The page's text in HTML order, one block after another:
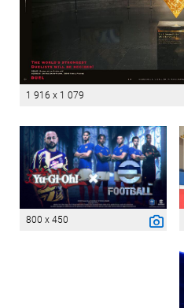
1 916 x 1 079
800 x 450